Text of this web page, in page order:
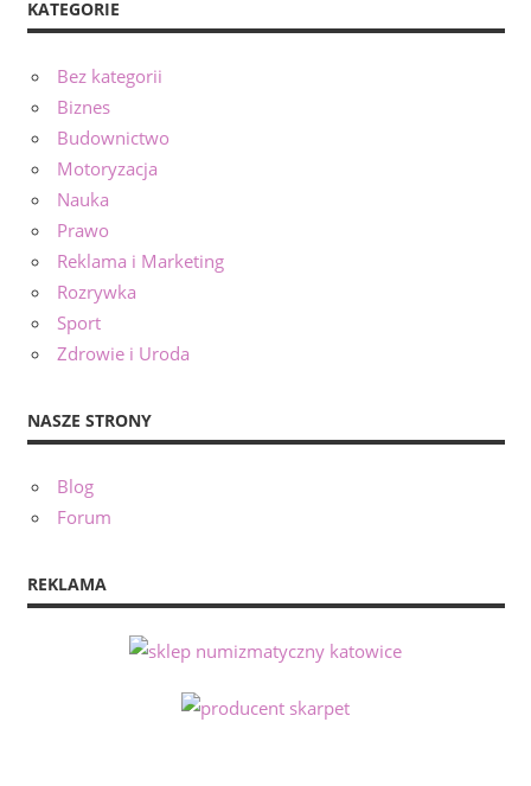
KATEGORIE
Bez kategorii
Biznes
Budownictwo
Motoryzacja
Nauka
Prawo
Reklama i Marketing
Rozrywka
Sport
Zdrowie i Uroda
NASZE STRONY
Blog
Forum
REKLAMA